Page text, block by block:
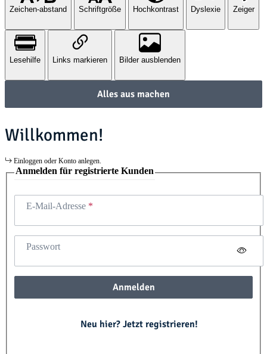
Zeichen-abstand Schriftgröße Hochkontrast Dyslexie Zeiger
Lesehilfe Links markieren Bilder ausblenden
Alles aus machen
Willkommen!
Einloggen oder Konto anlegen.
Anmelden für registrierte Kunden
E-Mail-Adresse
Passwort
Anmelden
Neu hier? Jetzt registrieren!